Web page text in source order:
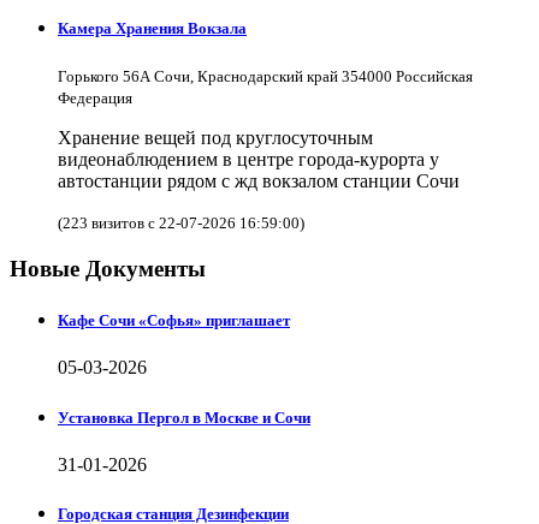
Камера Хранения Вокзала
Горького 56А Сочи, Краснодарский край 354000 Российская
Федерация
Хранение вещей под круглосуточным
видеонаблюдением в центре города-курорта у
автостанции рядом с жд вокзалом станции Сочи
(223 визитов с 22-07-2026 16:59:00)
Новые Документы
Кафе Сочи «Софья» приглашает
05-03-2026
Установка Пергол в Москве и Сочи
31-01-2026
Городская станция Дезинфекции